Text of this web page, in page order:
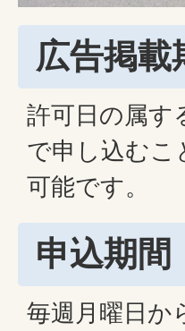
広告掲載
許可日の属す
で申し込むこ
可能です。
申込期間
毎週月曜日か